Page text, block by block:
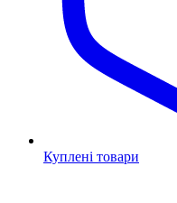
Куплені товари